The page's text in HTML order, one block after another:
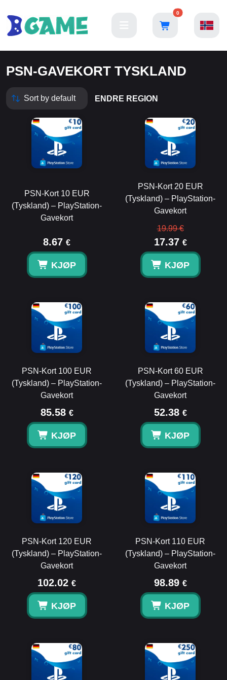
0
PSN-GAVEKORT TYSKLAND
ENDRE REGION
PSN-Kort 10 EUR
(Tyskland) – PlayStation-
Gavekort
8.67 €
KJØP
PSN-Kort 20 EUR
(Tyskland) – PlayStation-
Gavekort
19.99 €
17.37 €
KJØP
PSN-Kort 100 EUR
(Tyskland) – PlayStation-
Gavekort
85.58 €
KJØP
PSN-Kort 60 EUR
(Tyskland) – PlayStation-
Gavekort
52.38 €
KJØP
PSN-Kort 120 EUR
(Tyskland) – PlayStation-
Gavekort
102.02 €
KJØP
PSN-Kort 110 EUR
(Tyskland) – PlayStation-
Gavekort
98.89 €
KJØP